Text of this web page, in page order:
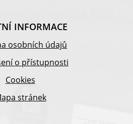
INFORMACE
osobních údajů
o přístupnosti
Cookies
stránek